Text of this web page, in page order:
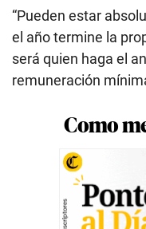
“Pueden estar
el año termine la
será quien haga el
remuneración
Como